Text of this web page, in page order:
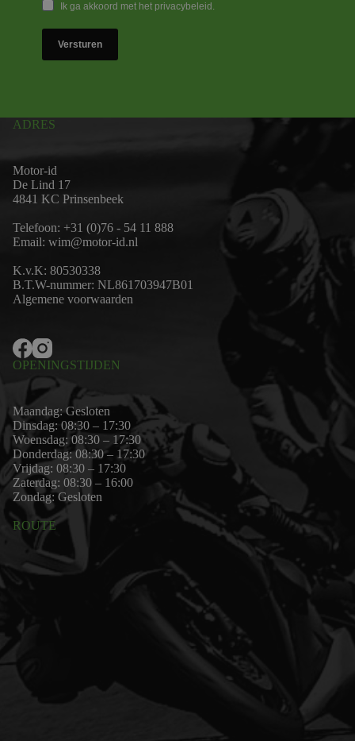
Ik ga akkoord met het privacybeleid.
Versturen
ADRES
Motor-id
De Lind 17
4841 KC Prinsenbeek
Telefoon: +31 (0)76 - 54 11 888
Email: wim@motor-id.nl
K.v.K: 80530338
B.T.W-nummer: NL861703947B01
Algemene voorwaarden
OPENINGSTIJDEN
Maandag: Gesloten
Dinsdag: 08:30 – 17:30
Woensdag: 08:30 – 17:30
Donderdag: 08:30 – 17:30
Vrijdag: 08:30 – 17:30
Zaterdag: 08:30 – 16:00
Zondag: Gesloten
ROUTE